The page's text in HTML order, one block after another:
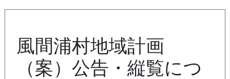
風間浦村地域計画
（案）公告・縦覧につ